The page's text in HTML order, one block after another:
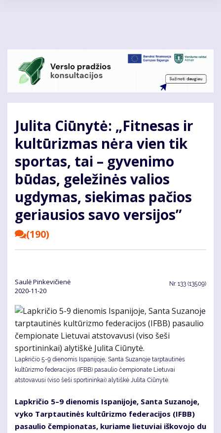
Julita Ciūnytė: „Fitnesas ir
kultūrizmas nėra vien tik
sportas, tai – gyvenimo
būdas, geležinės valios
ugdymas, siekimas pačios
geriausios savo versijos”
(190)
Saulė Pinkevičienė
2020-11-20
Nr. 133 (13509)
Lapkričio 5-9 dienomis Ispanijoje, Santa Suzanoje tarptautinės
kultūrizmo federacijos (IFBB) pasaulio čempionate Lietuvai
atstovavusi (viso šeši sportininkai) alytiškė Julita Ciūnytė.
Lap­kri­čio 5–9 die­no­mis Is­pa­ni­jo­je, San­ta Su­za­no­je,
vy­ko Tarp­tau­ti­nės kul­tū­riz­mo fe­de­ra­ci­jos (IFBB)
pa­sau­lio čem­pio­na­tas, ku­ria­me lie­tu­viai iš­ko­vo­jo du